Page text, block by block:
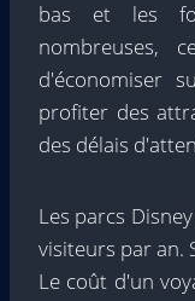
bas et les
nombreuses,
d'économiser
profiter des
des délais
Les parcs
visiteurs par an.
Le coût d'un